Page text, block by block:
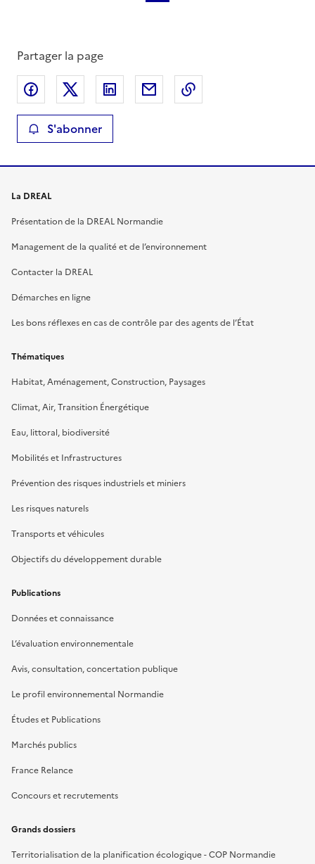
Partager la page
Partager sur Facebook
Partager sur XPartager sur LinkedIn
Partager par email
S'abonner
La DREAL
Présentation de la DREAL Normandie
Management de la qualité et de l’environnement
Contacter la DREAL
Démarches en ligne
Les bons réflexes en cas de contrôle par des agents de l’État
Thématiques
Habitat, Aménagement, Construction, Paysages
Climat, Air, Transition Énergétique
Eau, littoral, biodiversité
Mobilités et Infrastructures
Prévention des risques industriels et miniers
Les risques naturels
Transports et véhicules
Objectifs du développement durable
Publications
Données et connaissance
L’évaluation environnementale
Avis, consultation, concertation publique
Le profil environnemental Normandie
Études et Publications
Marchés publics
France Relance
Concours et recrutements
Grands dossiers
Territorialisation de la planification écologique - COP Normandie